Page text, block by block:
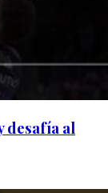
desafía al